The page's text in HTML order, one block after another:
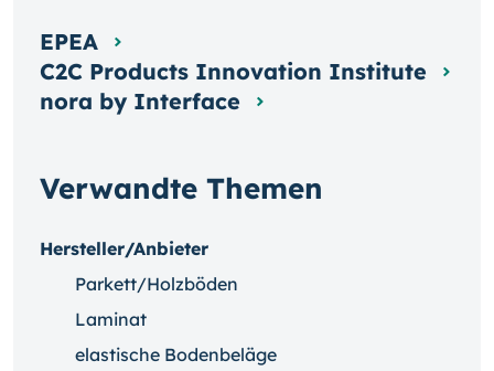
Verwandte Themen
Hersteller/Anbieter
Parkett/Holzböden
Laminat
elastische Bodenbeläge
EPEA
C2C Products Innovation Institute
nora by Interface